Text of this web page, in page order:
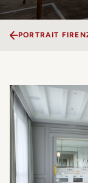
PORTRAIT